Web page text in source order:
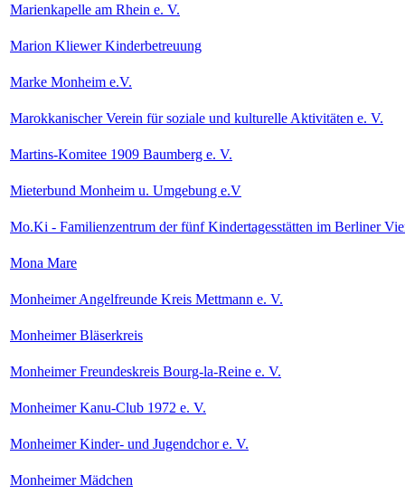
Marienkapelle am Rhein e. V.
Marion Kliewer Kinderbetreuung
Marke Monheim e.V.
Marokkanischer Verein für soziale und kulturelle Aktivitäten e. V.
Martins-Komitee 1909 Baumberg e. V.
Mieterbund Monheim u. Umgebung e.V
Mo.Ki - Familienzentrum der fünf Kindertagesstätten im Berliner
Mona Mare
Monheimer Angelfreunde Kreis Mettmann e. V.
Monheimer Bläserkreis
Monheimer Freundeskreis Bourg-la-Reine e. V.
Monheimer Kanu-Club 1972 e. V.
Monheimer Kinder- und Jugendchor e. V.
Monheimer Mädchen